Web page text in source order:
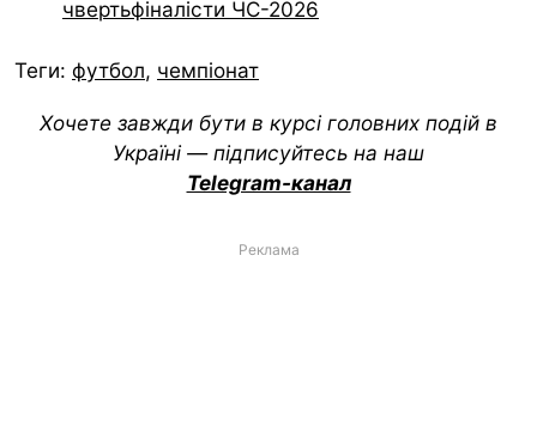
чвертьфіналісти ЧС-2026
Теги: футбол, чемпіонат
Хочете завжди бути в курсі головних подій в
Україні — підписуйтесь на наш
Telegram-канал
Реклама